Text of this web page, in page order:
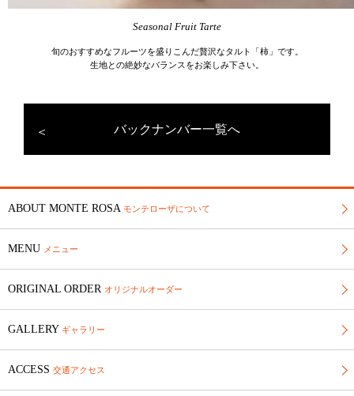
Seasonal Fruit Tarte
旬のおすすめなフルーツを盛りこんだ贅沢なタルト「柿」です。
生地との絶妙なバランスをお楽しみ下さい。
バックナンバー一覧へ
ABOUT MONTE ROSA モンテローザについて
MENU メニュー
ORIGINAL ORDER オリジナルオーダー
GALLERY ギャラリー
ACCESS 交通アクセス